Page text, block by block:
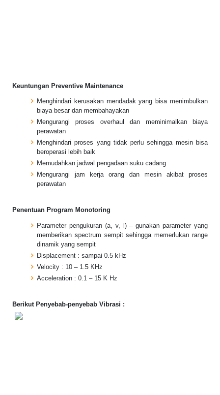
Keuntungan Preventive Maintenance
Menghindari kerusakan mendadak yang bisa menimbulkan
biaya besar dan membahayakan
Mengurangi proses overhaul dan meminimalkan biaya
perawatan
Menghindari proses yang tidak perlu sehingga mesin bisa
beroperasi lebih baik
Memudahkan jadwal pengadaan suku cadang
Mengurangi jam kerja orang dan mesin akibat proses
perawatan
Penentuan Program Monotoring
Parameter pengukuran (a, v, l) – gunakan parameter yang
memberikan spectrum sempit sehingga memerlukan range
dinamik yang sempit
Displacement : sampai 0.5 kHz
Velocity : 10 – 1.5 KHz
Acceleration : 0.1 – 15 K Hz
Berikut Penyebab-penyebab Vibrasi :